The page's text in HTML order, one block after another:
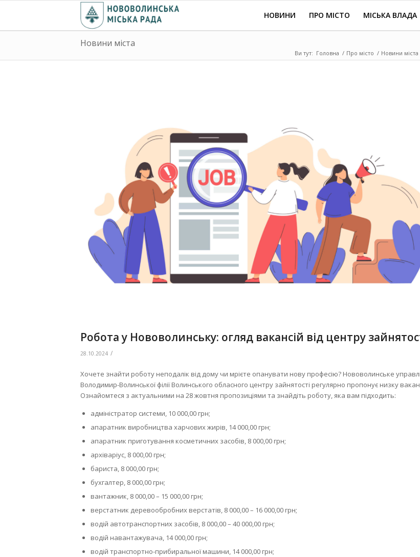
НОВИНИ ПРО МІСТО МІСЬКА ВЛАДА
Новини міста
Ви тут: Головна / Про місто / Новини міста
Робота у Нововолинську: огляд вакансій від центру
28.10.2024 /
Хочете знайти роботу неподалік від дому чи мрієте опанувати нову професію? Нововолинське
Володимир-Волинської філії Волинського обласного центру зайнятості регулярно пропонує низку
Ознайомтеся з актуальними на 28 жовтня пропозиціями та знайдіть роботу, яка вам підходить:
адміністратор системи, 10 000,00 грн;
апаратник виробництва харчових жирів, 14 000,00 грн;
апаратник приготування косметичних засобів, 8 000,00 грн;
архіваріус, 8 000,00 грн;
бариста, 8 000,00 грн;
бухгалтер, 8 000,00 грн;
вантажник, 8 000,00 – 15 000,00 грн;
верстатник деревообробних верстатів, 8 000,00 – 16 000,00 грн;
водій автотранспортних засобів, 8 000,00 – 40 000,00 грн;
водій навантажувача, 14 000,00 грн;
водій транспортно-прибиральної машини, 14 000,00 грн;